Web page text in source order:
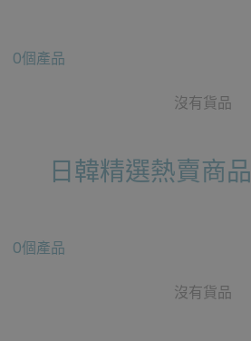
0個產品
沒有貨品
日韓精選熱賣商品
0個產品
沒有貨品